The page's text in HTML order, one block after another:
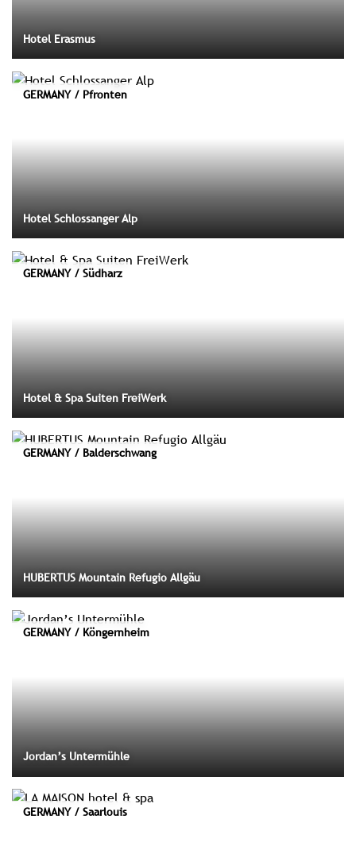
Hotel Erasmus
GERMANY / Pfronten
Hotel Schlossanger Alp
GERMANY / Südharz
Hotel & Spa Suiten FreiWerk
GERMANY / Balderschwang
HUBERTUS Mountain Refugio Allgäu
GERMANY / Köngernheim
Jordan’s Untermühle
GERMANY / Saarlouis